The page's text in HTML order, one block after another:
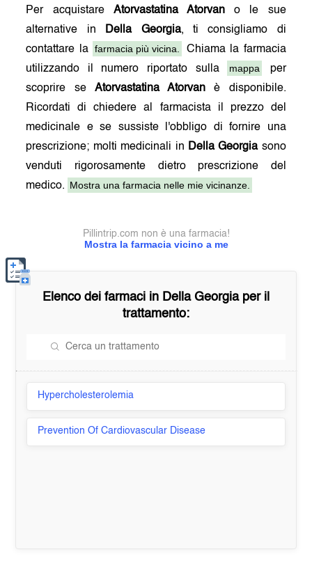
Per acquistare Atorvastatina Atorvan o le sue
alternative in
Della Georgia, ti consigliamo di
contattare la farmacia più vicina.
Chiama la farmacia
utilizzando il numero riportato sulla
mappa
per
scoprire se Atorvastatina Atorvan è disponibile.
Ricordati di chiedere al farmacista il prezzo del
medicinale e se sussiste l'obbligo di fornire una
prescrizione; molti medicinali in Della Georgiasono
venduti rigorosamente dietro prescrizione del
medico. Mostra una farmacia nelle mie vicinanze.
Mostra la farmacia vicino a me
Pillintrip.com non è una farmacia!
Elenco dei farmaci in Della Georgiaper il
trattamento:
Hypercholesterolemia
Prevention Of Cardiovascular Disease